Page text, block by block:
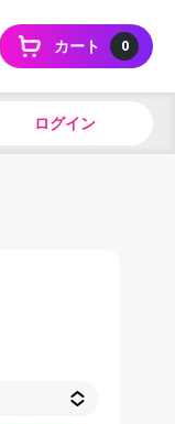
0
カート
ログイン